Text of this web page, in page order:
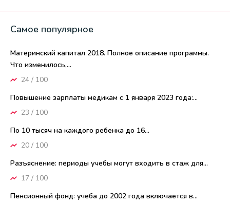
Самое популярное
Материнский капитал 2018. Полное описание программы.
Что изменилось,...
24 / 100
Повышение зарплаты медикам с 1 января 2023 года:...
23 / 100
По 10 тысяч на каждого ребенка до 16...
20 / 100
Разъяснение: периоды учебы могут входить в стаж для...
17 / 100
Пенсионный фонд: учеба до 2002 года включается в...